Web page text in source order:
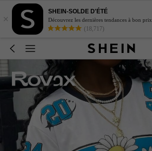
×
SHEIN-SOLDE D'ÉTÉ
Découvrez les dernières tendances à bon prix.
(18,717)